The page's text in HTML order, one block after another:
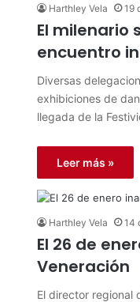
Harthley Vela 19
El milenario
encuentro
Diversas
exhibiciones de
llegada de la
Leer más »
Harthley Vela 14
El 26 de
Veneración
El director regional